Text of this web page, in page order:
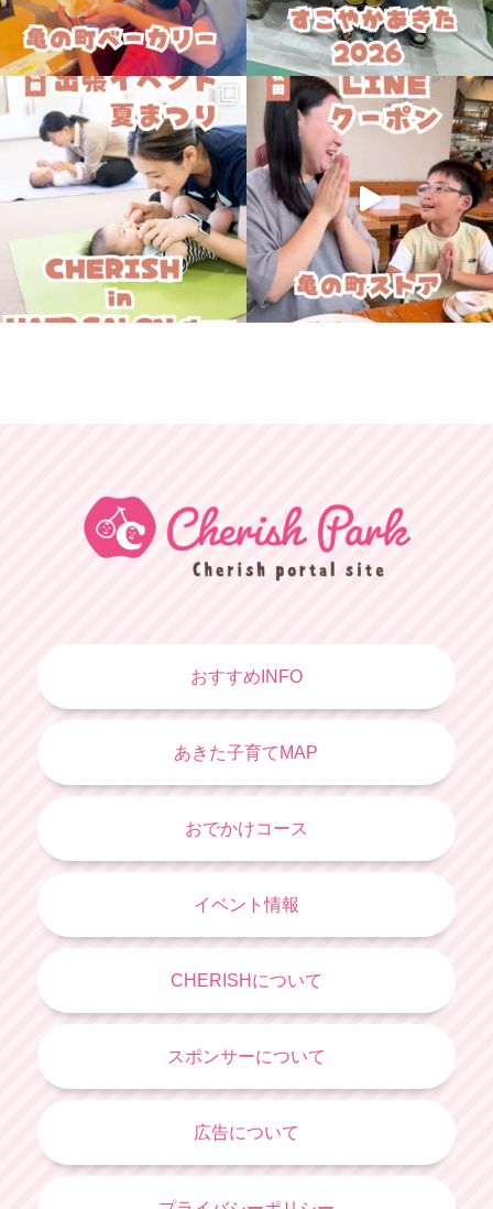
おすすめINFO
あきた子育てMAP
おでかけコース
イベント情報
CHERISHについて
スポンサーについて
広告について